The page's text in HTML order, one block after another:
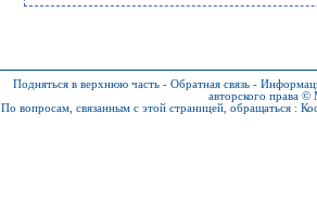
Подняться в верхнюю часть - Обратная связь -
авторского права
По вопросам, связанным с этой страницей, обращаться :